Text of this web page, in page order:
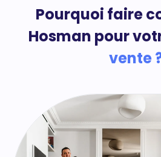
Pourquoi faire
Hosman pour
vente